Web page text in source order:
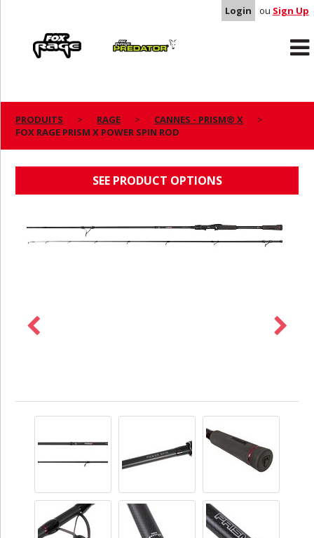
Login ou Sign Up
Predator
PRODUITS RAGE
CANNES - PRISM® X
FOX RAGE PRISM X POWER SPIN ROD
SEE PRODUCT OPTIONS